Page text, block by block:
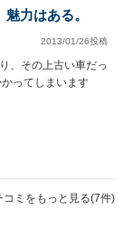
力はある。
2013/01/26投稿
、その上古い車だっ
ってしまいます
コミをもっと見る(7件)